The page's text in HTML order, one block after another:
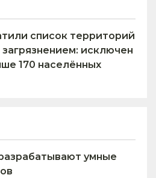
список территорий
исключен
170 населённых
умные